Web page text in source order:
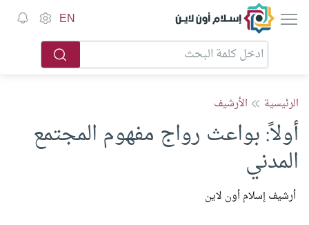
إسلام أون لاين EN
الرئيسية الأرشيف
أولاً: بواعث رواج مفهوم المجتمع
المدني
أرشيف إسلام أون لاين